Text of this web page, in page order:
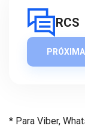
RCS
* Para Viber,